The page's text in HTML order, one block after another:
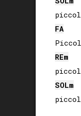
FA
REm
SOLm